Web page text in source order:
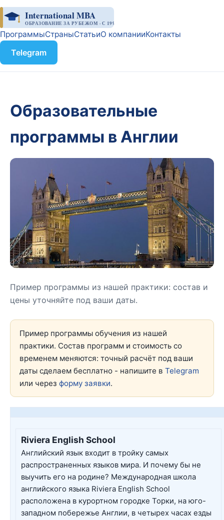
International MBA
ОБРАЗОВАНИЕ ЗА РУБЕЖОМ · С 1998
ПрограммыСтраныСтатьиО компанииКонтакты
Telegram
Образовательные
программы в Англии
Пример программы из нашей практики: состав и
цены уточняйте под ваши даты.
Пример программы обучения из нашей
практики. Состав программ и стоимость со
временем меняются: точный расчёт под ваши
даты сделаем бесплатно - напишите в Telegram
или через форму заявки.
Riviera English School
Английский язык входит в тройку самых
распространенных языков мира. И почему бы не
выучить его на родине? Международная школа
английского языка Riviera English School
расположена в курортном городке Торки, на юго-
западном побережье Англии, в четырех часах езды